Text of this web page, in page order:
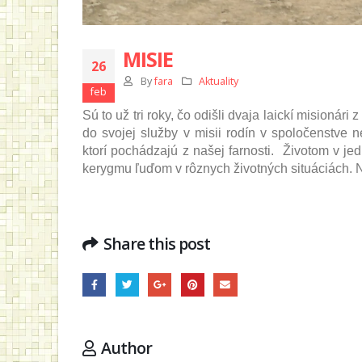
26
feb
MISIE
Byfara Aktuality
Sú to už tri roky, čo odišli dvaja laickí misionári
do svojej služby v misii rodín v spoločenstve
ktorí pochádzajú z našej farnosti. Životom v
kerygmu ľuďom v rôznych životných situáciách.
Share this post
Author